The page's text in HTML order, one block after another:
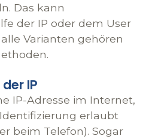
Das kann
der IP oder dem User
Varianten gehören
IP
IP-Adresse im Internet,
erlaubt
beim Telefon). Sogar